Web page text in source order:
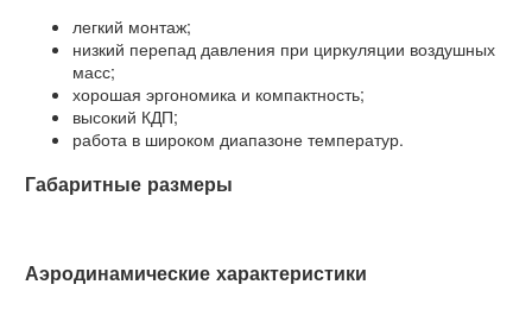
легкий монтаж;
низкий перепад давления при циркуляции воздушных
масс;
хорошая эргономика и компактность;
высокий КДП;
работа в широком диапазоне температур.
Габаритные размеры
Аэродинамические характеристики